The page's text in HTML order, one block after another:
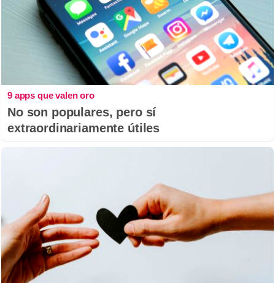
9 apps que valen oro
No son populares, pero sí
extraordinariamente útiles